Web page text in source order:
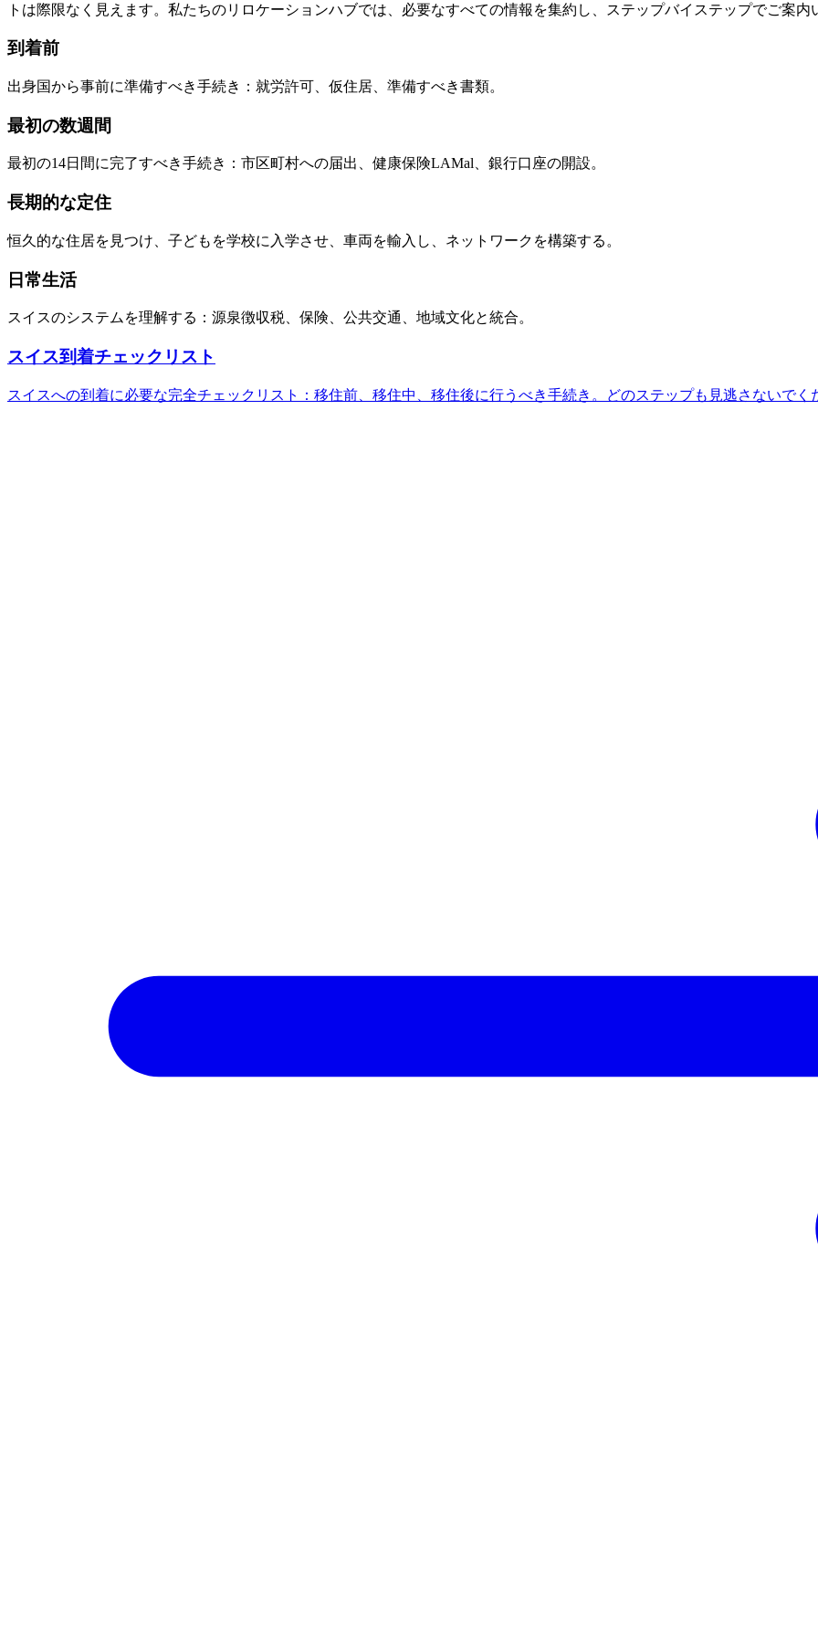
トは際限なく見えます。私たちのリロケーションハブでは、必要なすべての情報を集約し、ステップバイステップでご案内
到着前
出身国から事前に準備すべき手続き：就労許可、仮住居、準備すべき書類。
最初の数週間
最初の14日間に完了すべき手続き：市区町村への届出、健康保険LAMal、銀行口座の開設。
長期的な定住
恒久的な住居を見つけ、子どもを学校に入学させ、車両を輸入し、ネットワークを構築する。
日常生活
スイスのシステムを理解する：源泉徴収税、保険、公共交通、地域文化と統合。
スイス到着チェックリスト
スイスへの到着に必要な完全チェックリスト：移住前、移住中、移住後に行うべき手続き。どのステップも見逃さないでく